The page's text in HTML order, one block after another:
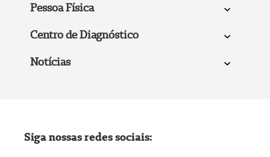
Pessoa Física
Centro de Diagnóstico
Notícias
Siga nossas redes sociais: